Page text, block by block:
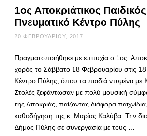
1ος Αποκριάτικος
Πνευματικό Κέντρο Πύλης
20 ΦΕΒΡΟΥΑΡΊΟΥ, 2017
Πραγματοποιήθηκε με επιτυχία ο 1ος
χορός το Σάββατο 18 Φεβρουαρίου στις
Κέντρο Πύλης, όπου τα παιδιά ντυμένα με
Στολές ξεφάντωσαν με πολύ μουσική
της Αποκριάς, παίζοντας διάφορα
καθοδήγηση της κ. Μαρίας Καλύβα. Την
Δήμος Πύλης σε συνεργασία με τους …